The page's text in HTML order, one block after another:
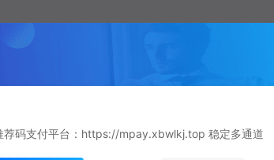
荐码支付平台：https://mpay.xbwlkj.top 稳定多通道